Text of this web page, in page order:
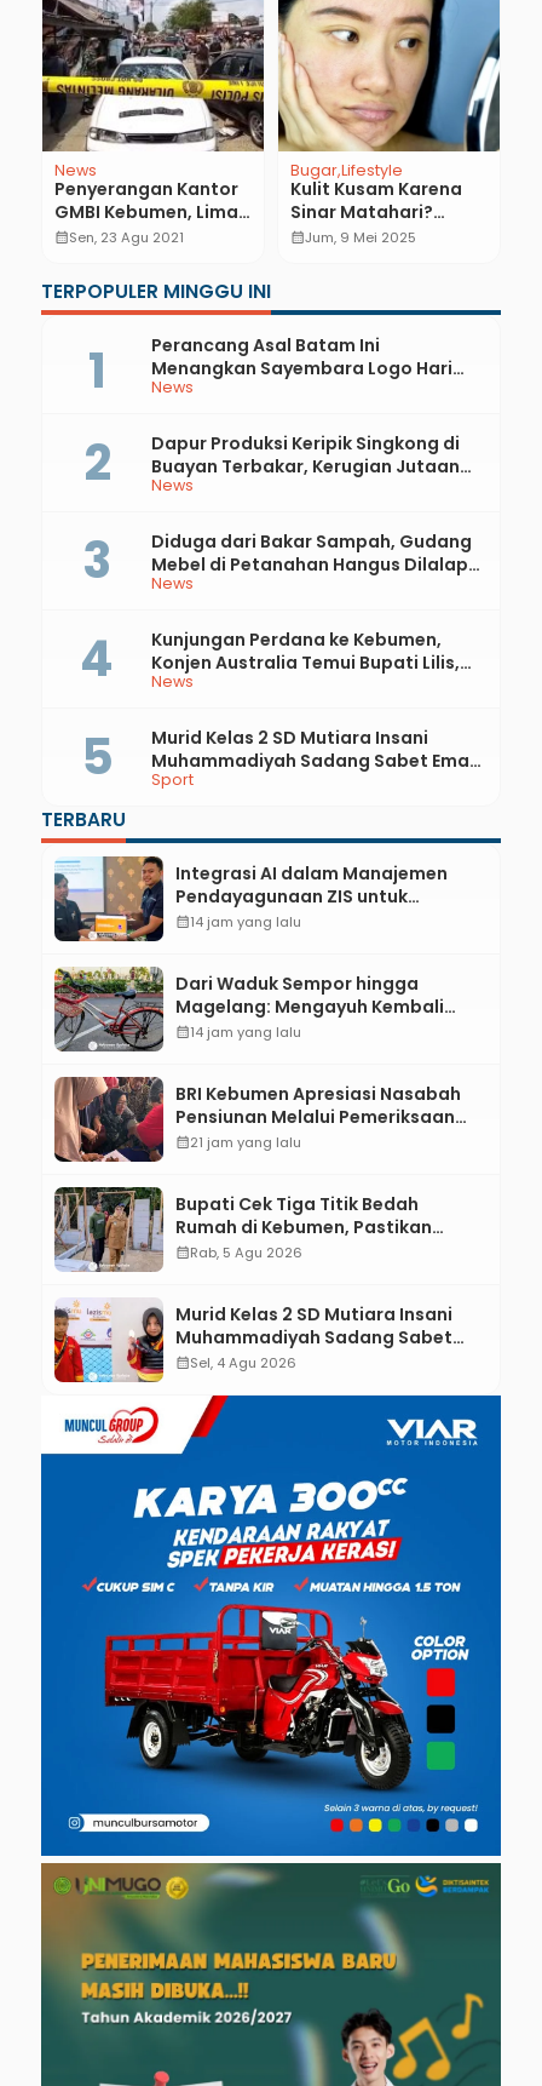
News
Penyerangan Kantor
GMBI Kebumen, Lima
Mobil Rusak
calendar_monthSen, 23 Agu 2021
BugarLifestyle
Kulit Kusam Karena
Sinar Matahari?
Begini Cara
calendar_monthJum, 9 Mei 2025
TERPOPULER MINGGU INI
News
Perancang Asal Batam Ini
Menangkan Sayembara Logo Hari
Jadi ke-397 Kabupaten Kebumen
News
Dapur Produksi Keripik Singkong di
Buayan Terbakar, Kerugian Jutaan
Rupiah
News
Diduga dari Bakar Sampah, Gudang
Mebel di Petanahan Hangus Dilalap
Api
News
Kunjungan Perdana ke Kebumen,
Konjen Australia Temui Bupati Lilis,
Ini yang Dibahas
Sport
Murid Kelas 2 SD Mutiara Insani
Muhammadiyah Sadang Sabet Emas
dan Perak di Kejurda Tapak Suci
TERBARU
Integrasi AI dalam Manajemen
Pendayagunaan ZIS untuk
Mendukung Realisasi IKAL
calendar_month14 jam yang lalu
Dari Waduk Sempor hingga
Magelang: Mengayuh Kembali
Sisa-Sisa Racun Masa Remaja
calendar_month14 jam yang lalu
BRI Kebumen Apresiasi Nasabah
Pensiunan Melalui Pemeriksaan
Kesehatan Gratis Hingga
calendar_month21 jam yang lalu
Bupati Cek Tiga Titik Bedah
Rumah di Kebumen, Pastikan
Hunian Layak bagi Warga
calendar_monthRab, 5 Agu 2026
Murid Kelas 2 SD Mutiara Insani
Muhammadiyah Sadang Sabet
Emas dan Perak di Kejurda Tapak
calendar_monthSel, 4 Agu 2026